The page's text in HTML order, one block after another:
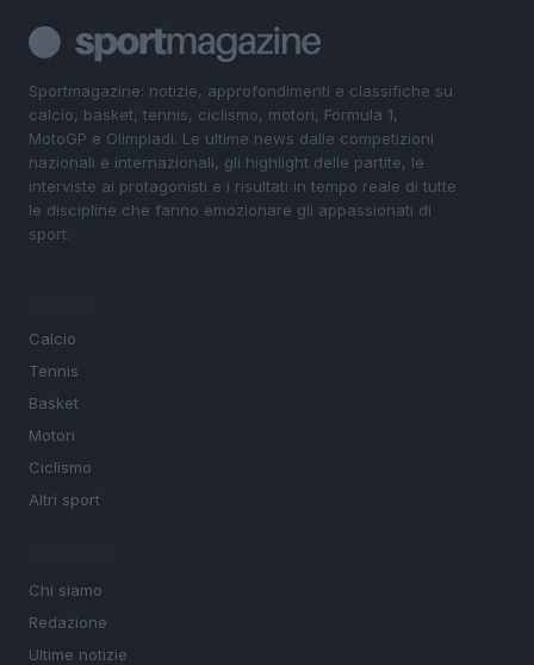
Sportmagazine: notizie, approfondimenti e classifiche su
calcio, basket, tennis, ciclismo, motori, Formula 1,
MotoGP e Olimpiadi. Le ultime news dalle competizioni
nazionali e internazionali, gli highlight delle partite, le
interviste ai protagonisti e i risultati in tempo reale di tutte
le discipline che fanno emozionare gli appassionati di
sport.
Calcio
Tennis
Basket
Motori
Ciclismo
Altri sport
Chi siamo
Redazione
Ultime notizie